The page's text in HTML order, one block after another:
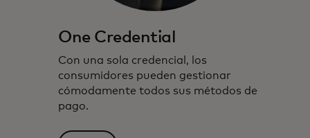
One Credential
Con una sola credencial, los
consumidores pueden gestionar
cómodamente todos sus métodos de
pago.